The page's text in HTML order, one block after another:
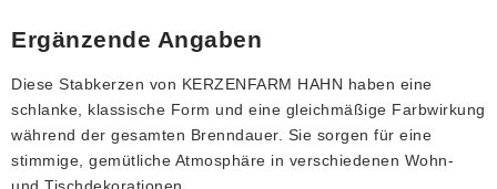
Ergänzende Angaben
Diese Stabkerzen von KERZENFARM HAHN haben eine
schlanke, klassische Form und eine gleichmäßige Farbwirkung
während der gesamten Brenndauer. Sie sorgen für eine
stimmige, gemütliche Atmosphäre in verschiedenen Wohn-